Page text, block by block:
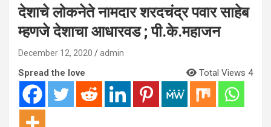
देशाचे लोकनेते नामदार शरदचंद्र पवार साहेब
म्हणजे देशाचा आधारवड ; पी.के.महाजन
December 12, 2020 admin
Total Views 4
Spread the love